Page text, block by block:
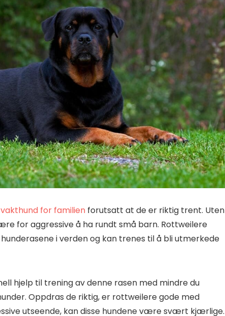
for familien forutsatt at de er riktig trent. Uten
for aggressive å ha rundt små barn. Rottweilere
i verden og kan trenes til å bli utmerkede
hjelp til trening av denne rasen med mindre du
Oppdras de riktig, er rottweilere gode med
utseende, kan disse hundene være svært kjærlige.